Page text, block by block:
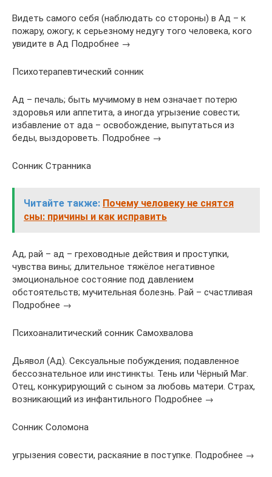
Видеть самого себя (наблюдать со стороны) в Ад – к
пожару, ожогу; к серьезному недугу того человека, кого
увидите в Ад Подробнее →
Психотерапевтический сонник
Ад – печаль; быть мучимому в нем означает потерю
здоровья или аппетита, а иногда угрызение совести;
избавление от ада – освобождение, выпутаться из
беды, выздороветь. Подробнее →
Сонник Странника
Читайте также: Почему человеку не снятся
сны: причины и как исправить
Ад, рай – ад – греховодные действия и проступки,
чувства вины; длительное тяжёлое негативное
эмоциональное состояние под давлением
обстоятельств; мучительная болезнь. Рай – счастливая
Подробнее →
Психоаналитический сонник Самохвалова
Дьявол (Ад). Сексуальные побуждения; подавленное
бессознательное или инстинкты. Тень или Чёрный Маг.
Отец, конкурирующий с сыном за любовь матери. Страх,
возникающий из инфантильного Подробнее →
Сонник Соломона
угрызения совести, раскаяние в поступке. Подробнее →